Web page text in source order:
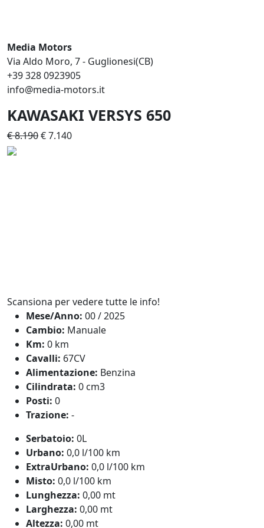
Media Motors
Via Aldo Moro, 7 - Guglionesi(CB)
+39 328 0923905
info@media-motors.it
KAWASAKI VERSYS 650
€ 8.190€ 7.140
Scansiona per vedere tutte le info!
Mese/Anno: 00 / 2025
Cambio: Manuale
Km: 0 km
Cavalli: 67CV
Alimentazione: Benzina
Cilindrata: 0 cm3
Posti: 0
Trazione: -
Serbatoio: 0L
Urbano: 0,0 l/100 km
ExtraUrbano: 0,0 l/100 km
Misto: 0,0 l/100 km
Lunghezza: 0,00 mt
Larghezza: 0,00 mt
Altezza: 0,00 mt